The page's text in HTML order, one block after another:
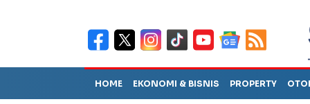
HOME EKONOMI & BISNIS PROPERTY